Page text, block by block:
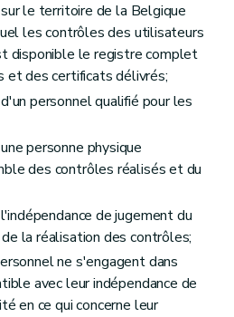
le territoire de la Belgique
les contrôles des utilisateurs
disponible le registre complet
et des certificats délivrés;
personnel qualifié pour les
personne physique
des contrôles réalisés et du
de jugement du
la réalisation des contrôles;
ne s'engagent dans
avec leur indépendance de
en ce qui concerne leur